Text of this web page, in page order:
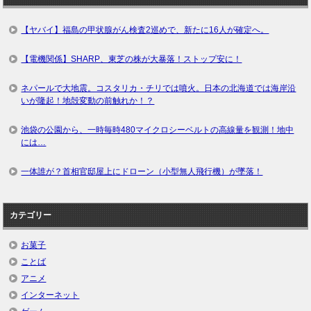
【ヤバイ】福島の甲状腺がん検査2巡めで、新たに16人が確定へ。
【電機関係】SHARP、東芝の株が大暴落！ストップ安に！
ネパールで大地震。コスタリカ・チリでは噴火。日本の北海道では海岸沿
いが隆起！地殻変動の前触れか！？
池袋の公園から、一時毎時480マイクロシーベルトの高線量を観測！地中
には…
一体誰が？首相官邸屋上にドローン（小型無人飛行機）が墜落！
カテゴリー
お菓子
ことば
アニメ
インターネット